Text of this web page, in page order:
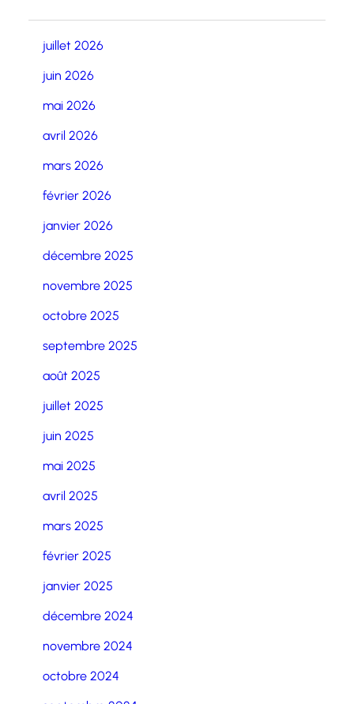
juillet 2026
juin 2026
mai 2026
avril 2026
mars 2026
février 2026
janvier 2026
décembre 2025
novembre 2025
octobre 2025
septembre 2025
août 2025
juillet 2025
juin 2025
mai 2025
avril 2025
mars 2025
février 2025
janvier 2025
décembre 2024
novembre 2024
octobre 2024